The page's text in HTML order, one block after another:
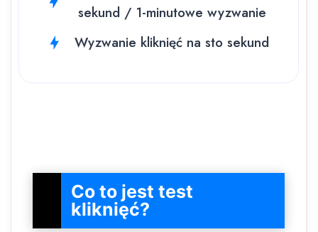
sekund / 1-minutowe wyzwanie
Wyzwanie kliknięć na sto sekund
Co to jest test
kliknięć?